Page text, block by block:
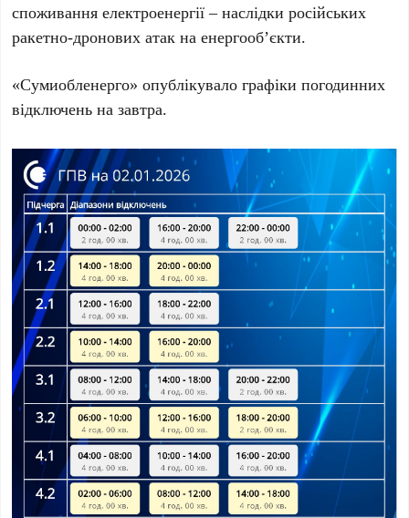
споживання електроенергії – наслідки російських
ракетно-дронових атак на енергооб’єкти.
«Сумиобленерго» опублікувало графіки погодинних
відключень на завтра.